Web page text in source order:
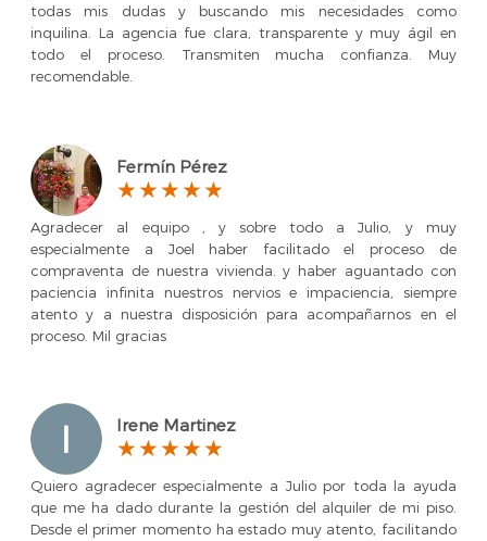
todas mis dudas y buscando mis necesidades como
inquilina. La agencia fue clara, transparente y muy ágil en
todo el proceso. Transmiten mucha confianza. Muy
recomendable.
Fermín Pérez
Agradecer al equipo , y sobre todo a Julio, y muy
especialmente a Joel haber facilitado el proceso de
compraventa de nuestra vivienda. y haber aguantado con
paciencia infinita nuestros nervios e impaciencia, siempre
atento y a nuestra disposición para acompañarnos en el
proceso. Mil gracias
Irene Martinez
Quiero agradecer especialmente a Julio por toda la ayuda
que me ha dado durante la gestión del alquiler de mi piso.
Desde el primer momento ha estado muy atento, facilitando